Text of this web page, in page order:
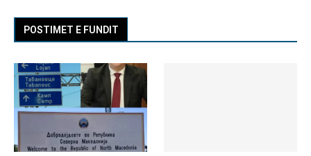
POSTIMET E FUNDIT